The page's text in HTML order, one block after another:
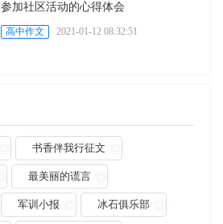
参加社区活动的心得体会
高中作文 2021-01-12 08:32:51
书香伴我行征文
最美丽的谎言
军训小报 冰石俱乐部